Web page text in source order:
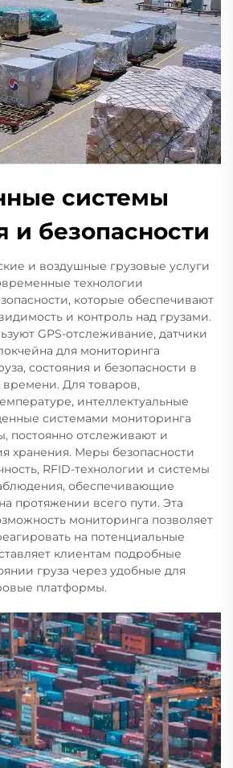
системы
и безопасности
и воздушные грузовые услуги
технологии
которые обеспечивают
и контроль над грузами.
GPS-отслеживание, датчики
для мониторинга
состояния и безопасности в
Для товаров,
интеллектуальные
системами мониторинга
постоянно отслеживают и
хранения. Меры безопасности
RFID-технологии и системы
обеспечивающие
протяжении всего пути. Эта
мониторинга позволяет
на потенциальные
клиентам подробные
груза через удобные для
платформы.